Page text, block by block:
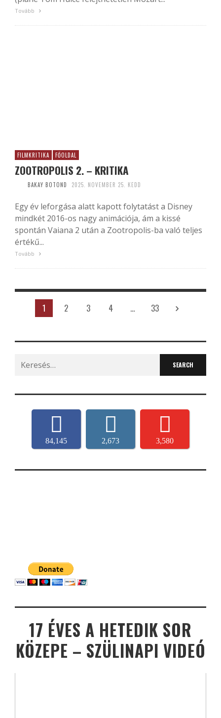
Tovább
FILMKRITIKA FŐOLDAL
ZOOTROPOLIS 2. – KRITIKA
BAKAY BOTOND 2025. NOVEMBER 25. KEDD
Egy év leforgása alatt kapott folytatást a Disney
mindkét 2016-os nagy animációja, ám a kissé
spontán Vaiana 2 után a Zootropolis-ba való teljes
értékű...
Tovább
1 2 3 4 … 33
Search
for:
84,145 2,673 3,580
17 ÉVES A HETEDIK SOR
KÖZEPE – SZÜLINAPI VIDEÓ